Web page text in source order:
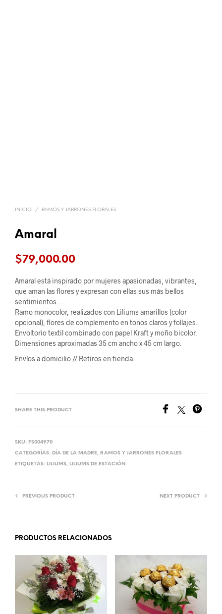
INICIO / RAMOS Y JARRONES FLORALES
Amaral
$79,000.00
Amaral está inspirado por mujeres apasionadas, vibrantes,
que aman las flores y expresan con ellas sus más bellos
sentimientos…
Ramo monocolor, realizados con Liliums amarillos (color
opcional), flores de complemento en tonos claros y follajes.
Envoltorio textil combinado con papel Kraft y moño bicolor.
Dimensiones aproximadas 35 cm ancho x 45 cm largo.
Envíos a domicilio // Retiros en tienda.
SHARE THIS PRODUCT
SKU: FS004970
CATEGORÍAS: DÍA DE LA MADRE, RAMOS Y JARRONES FLORALES
ETIQUETAS: LILIUMS, LILIUMS DE ESTACIÓN
PREVIOUS PRODUCT NEXT PRODUCT
PRODUCTOS RELACIONADOS